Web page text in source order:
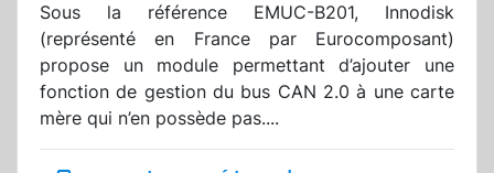
Sous la référence EMUC-B201, Innodisk
(représenté en France par Eurocomposant)
propose un module permettant d’ajouter une
fonction de gestion du bus CAN 2.0 à une carte
mère qui n’en possède pas....